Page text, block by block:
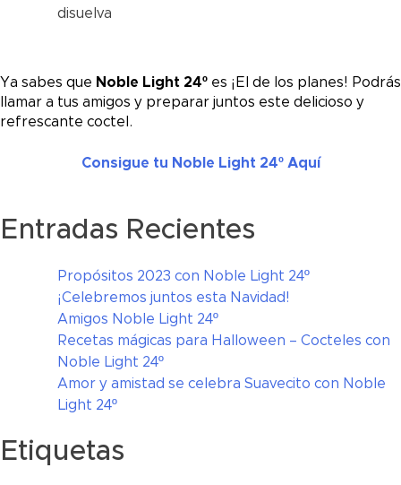
disuelva
Ya sabes que Noble Light 24º es ¡El de los planes! Podrás
llamar a tus amigos y preparar juntos este delicioso y
refrescante coctel.
Consigue tu Noble Light 24º Aquí
Entradas Recientes
Propósitos 2023 con Noble Light 24º
¡Celebremos juntos esta Navidad!
Amigos Noble Light 24º
Recetas mágicas para Halloween – Cocteles con
Noble Light 24º
Amor y amistad se celebra Suavecito con Noble
Light 24º
Etiquetas